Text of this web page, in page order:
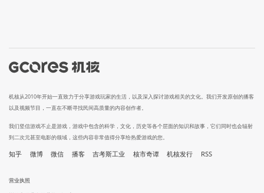
机核从2010年开始一直致力于分享游戏玩家的生活，以及深入探讨游戏相关的文化。我们开发原创的播客
以及视频节目，一直在不断寻找民间高质量的内容创作者。
我们坚信游戏不止是游戏，游戏中包含的科学，文化，历史等各个层面的知识和故事，它们同时也会辐射
到二次元甚至电影的领域，这些内容非常值得分享给热爱游戏的您。
知乎 微博 微信 播客 吉考斯工业 核市奇谭 机核发行 RSS
营业执照